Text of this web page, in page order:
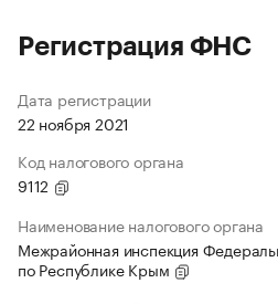
Регистрация ФНС
Дата регистрации
22 ноября 2021
Код налогового органа
9112
Наименование налогового органа
Межрайонная инспекция
по Республике Крым